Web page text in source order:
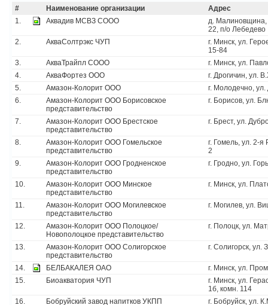
# Наименование организации
Адрес
1.
Аквадив МСВЗ СООО
д. Малиновщина,
22, п/о Лебедево
2.
АкваСолтрэкс ЧУП
г. Минск, ул.
15-84
3.
АкваТрайпл СООО
г. Минск, ул.
4.
АкваФортез ООО
г. Дрогичин, ул.
5.
Амазон-Колорит ООО
г. Молодечно, ул.
6.
Амазон-Колорит ООО Борисовское
представительство
г. Борисов, ул.
7.
Амазон-Колорит ООО Брестское
представительство
г. Брест, ул.
8.
Амазон-Колорит ООО Гомельское
представительство
г. Гомель, ул. 2-
2
9.
Амазон-Колорит ООО Гродненское
представительство
г. Гродно, ул.
10.
Амазон-Колорит ООО Минское
представительство
г. Минск, ул.
11.
Амазон-Колорит ООО Могилевское
представительство
г. Могилев, ул.
12.
Амазон-Колорит ООО Полоцкое/
Новополоцкое представительство
г. Полоцк, ул.
13.
Амазон-Колорит ООО Солигорское
представительство
г. Солигорск, ул.
14. БЕЛБАКАЛЕЯ ОАО
г. Минск, ул.
15.
Биоакватория ЧУП
г. Минск, ул.
1б, комн. 114
16.
Бобруйский завод напитков УКПП
г. Бобруйск, ул.